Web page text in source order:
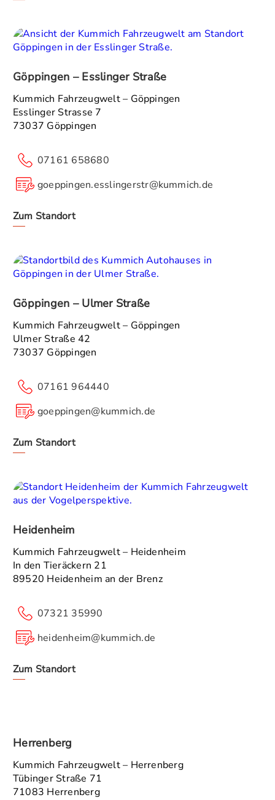
Göppingen – Esslinger Straße
Kummich Fahrzeugwelt – Göppingen
Esslinger Strasse 7
73037 Göppingen
07161 658680
goeppingen.esslingerstr@kummich.de
Zum Standort
Göppingen – Ulmer Straße
Kummich Fahrzeugwelt – Göppingen
Ulmer Straße 42
73037 Göppingen
07161 964440
goeppingen@kummich.de
Zum Standort
Heidenheim
Kummich Fahrzeugwelt – Heidenheim
In den Tieräckern 21
89520 Heidenheim an der Brenz
07321 35990
heidenheim@kummich.de
Zum Standort
Herrenberg
Kummich Fahrzeugwelt – Herrenberg
Tübinger Straße 71
71083 Herrenberg